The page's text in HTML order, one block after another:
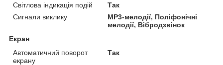
Світлова індикація подій
Так
Сигнали виклику
MP3-мелодії, Поліфонічні
мелодії, Вібродзвінок
Екран
Автоматичний поворот
екрану
Так